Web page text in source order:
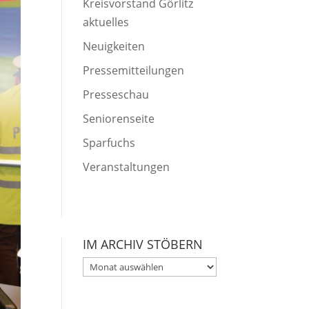
Kreisvorstand Görlitz
aktuelles
Neuigkeiten
Pressemitteilungen
Presseschau
Seniorenseite
Sparfuchs
Veranstaltungen
IM ARCHIV STÖBERN
Im